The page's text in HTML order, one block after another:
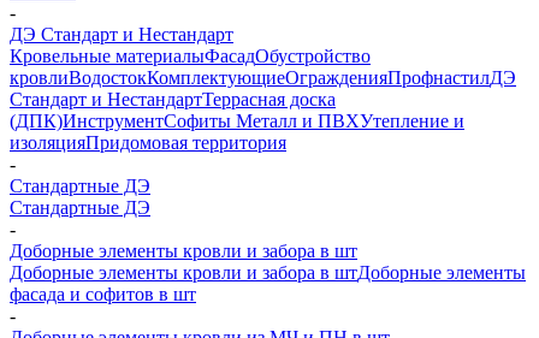
-
ДЭ Стандарт и Нестандарт
Кровельные материалыФасадОбустройство
кровлиВодостокКомплектующиеОгражденияПрофнастилДЭ
Стандарт и НестандартТеррасная доска
(ДПК)ИнструментСофиты Металл и ПВХУтепление и
изоляцияПридомовая территория
-
Стандартные ДЭ
Стандартные ДЭ
-
Доборные элементы кровли и забора в шт
Доборные элементы кровли и забора в штДоборные элементы
фасада и софитов в шт
-